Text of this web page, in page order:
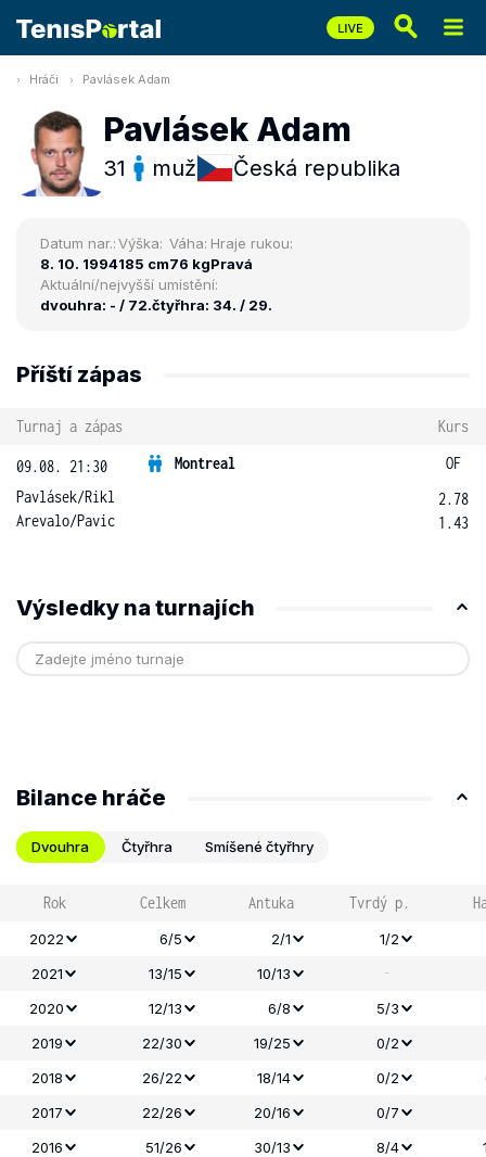
Hráči Pavlásek Adam
Pavlásek Adam
31 muž Česká republika
Datum nar.:
8. 10. 1994
Výška:
185 cm
Váha:
76 kg
Hraje rukou:
Pravá
Aktuální/nejvyšší umístění:
dvouhra: - / 72.čtyřhra: 34. / 29.
Příští zápas
Turnaj a zápas Kurs
09.08. 21:30 Montreal
OF
Pavlásek/Rikl
Arevalo/Pavic
2.78
1.43
Výsledky na turnajích
Bilance hráče
Dvouhra Čtyřhra Smíšené čtyřhry
Rok Celkem Antuka Tvrdý p.
2022 6/5 2/1 1/2
2021
13/15 10/13 -
2020
12/13 6/8
5/3
2019
22/30 19/25 0/2
2018
26/22 18/14 0/2
2017
22/26 20/16
0/7
2016
51/26 30/13 8/4